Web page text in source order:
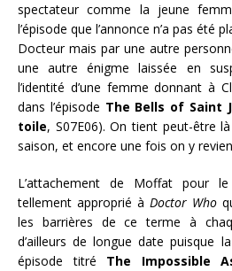
spectateur comme la jeune
l’épisode que l’annonce n’a pas été
Docteur mais par une autre
une autre énigme laissée en
l’identité d’une femme donnant à
dans l’épisode The Bells of Saint
toile, S07E06). On tient peut-être
saison, et encore une fois on y
L’attachement de Moffat pour
tellement approprié à Doctor Who
les barrières de ce terme à
d’ailleurs de longue date puisque
épisode titré The Impossible